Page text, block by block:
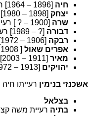
חיה [1896 – 1964] רעיית
יצחק [1898 – 1980] רעייתו
שרה [1900 – ? ] רעיית
דבורה [? – 1989] רעיית
רבקה [1906 – 1972] רעיית
אפרים שאול [ 1908 – 1999] רעייתו
מאיר [1911 – 2003] רעייתו
יהויקים [1913 – 1972] רעייתו
אשכנזי בנימין רעייתו
בצלאל
בתיה רעיית משה